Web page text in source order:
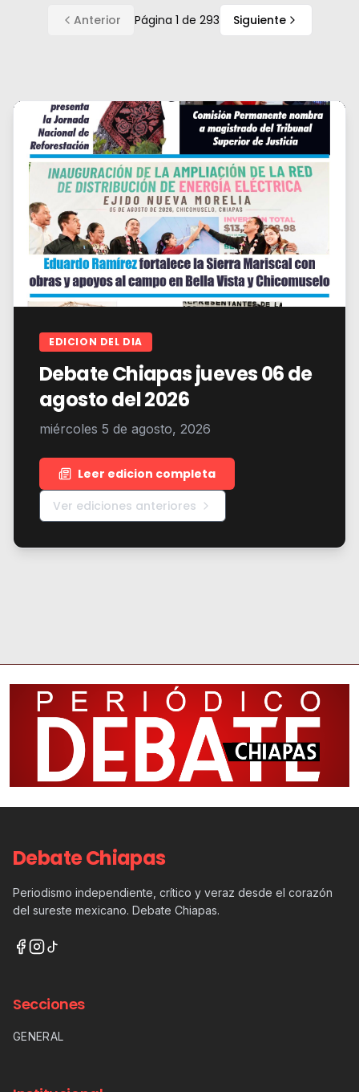
Anterior Página 1 de 293 Siguiente
EDICION DEL DIA
Debate Chiapas jueves 06 de
agosto del 2026
miércoles 5 de agosto, 2026
Leer edicion completa
Ver ediciones anteriores
Debate Chiapas
Periodismo independiente, crítico y veraz desde el corazón
del sureste mexicano. Debate Chiapas.
Secciones
GENERAL